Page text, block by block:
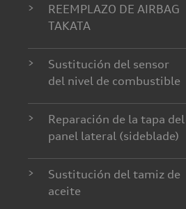
>
REEMPLAZO DE AIRBAG
TAKATA
>
Sustitución del sensor
del nivel de combustible
>
Reparación de la tapa del
panel lateral (sideblade)
>
Sustitución del tamiz de
aceite